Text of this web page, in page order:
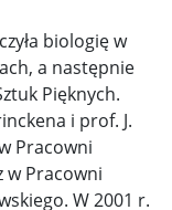
biologię w
a następnie
Pięknych.
i prof. J.
Pracowni
w Pracowni
W 2001 r.